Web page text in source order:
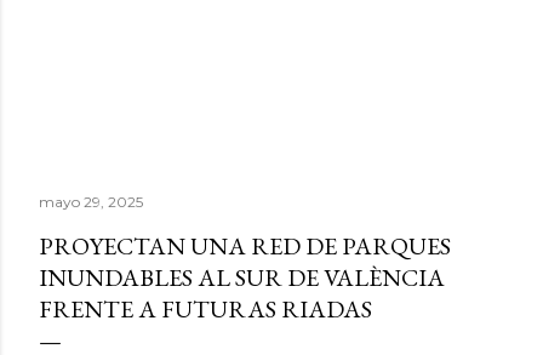
mayo 29, 2025
PROYECTAN UNA RED DE PARQUES
INUNDABLES AL SUR DE VALÈNCIA
FRENTE A FUTURAS RIADAS